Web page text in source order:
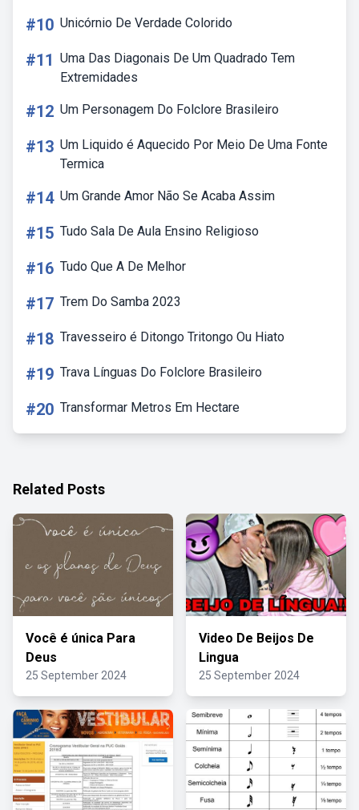
#10 Unicórnio De Verdade Colorido
#11 Uma Das Diagonais De Um Quadrado Tem
Extremidades
#12 Um Personagem Do Folclore Brasileiro
#13 Um Liquido é Aquecido Por Meio De Uma Fonte
Termica
#14 Um Grande Amor Não Se Acaba Assim
#15 Tudo Sala De Aula Ensino Religioso
#16 Tudo Que A De Melhor
#17 Trem Do Samba 2023
#18 Travesseiro é Ditongo Tritongo Ou Hiato
#19 Trava Línguas Do Folclore Brasileiro
#20 Transformar Metros Em Hectare
Related Posts
Você é única Para
Deus
25 September 2024
Video De Beijos De
Lingua
25 September 2024